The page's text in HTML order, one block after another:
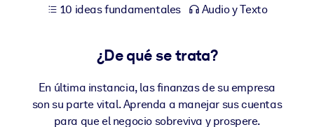
Enriquezca su biblioteca corporativa con conocimientos
Alimente sus sistemas de IA con conocimientos fiables y
estructurados para mejorar los resultados.
10 ideas fundamentales
Audio y Texto
¿De qué se trata?
En última instancia, las finanzas de su empresa
son su parte vital. Aprenda a manejar sus cuentas
para que el negocio sobreviva y prospere.